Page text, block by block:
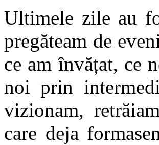
Ultimele zile au
pregăteam de
ce am învățat, ce
noi prin
vizionam,
care deja